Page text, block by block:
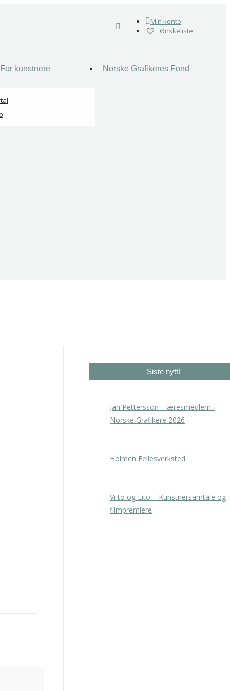
Min konto
Ønskeliste
For kunstnere Norske Grafikeres Fond
Siste nytt!
Jan Pettersson – æresmedlem i
Norske Grafikere 2026
Holmen Fellesverksted
Vi to og Lito – Kunstnersamtale og
filmpremiere